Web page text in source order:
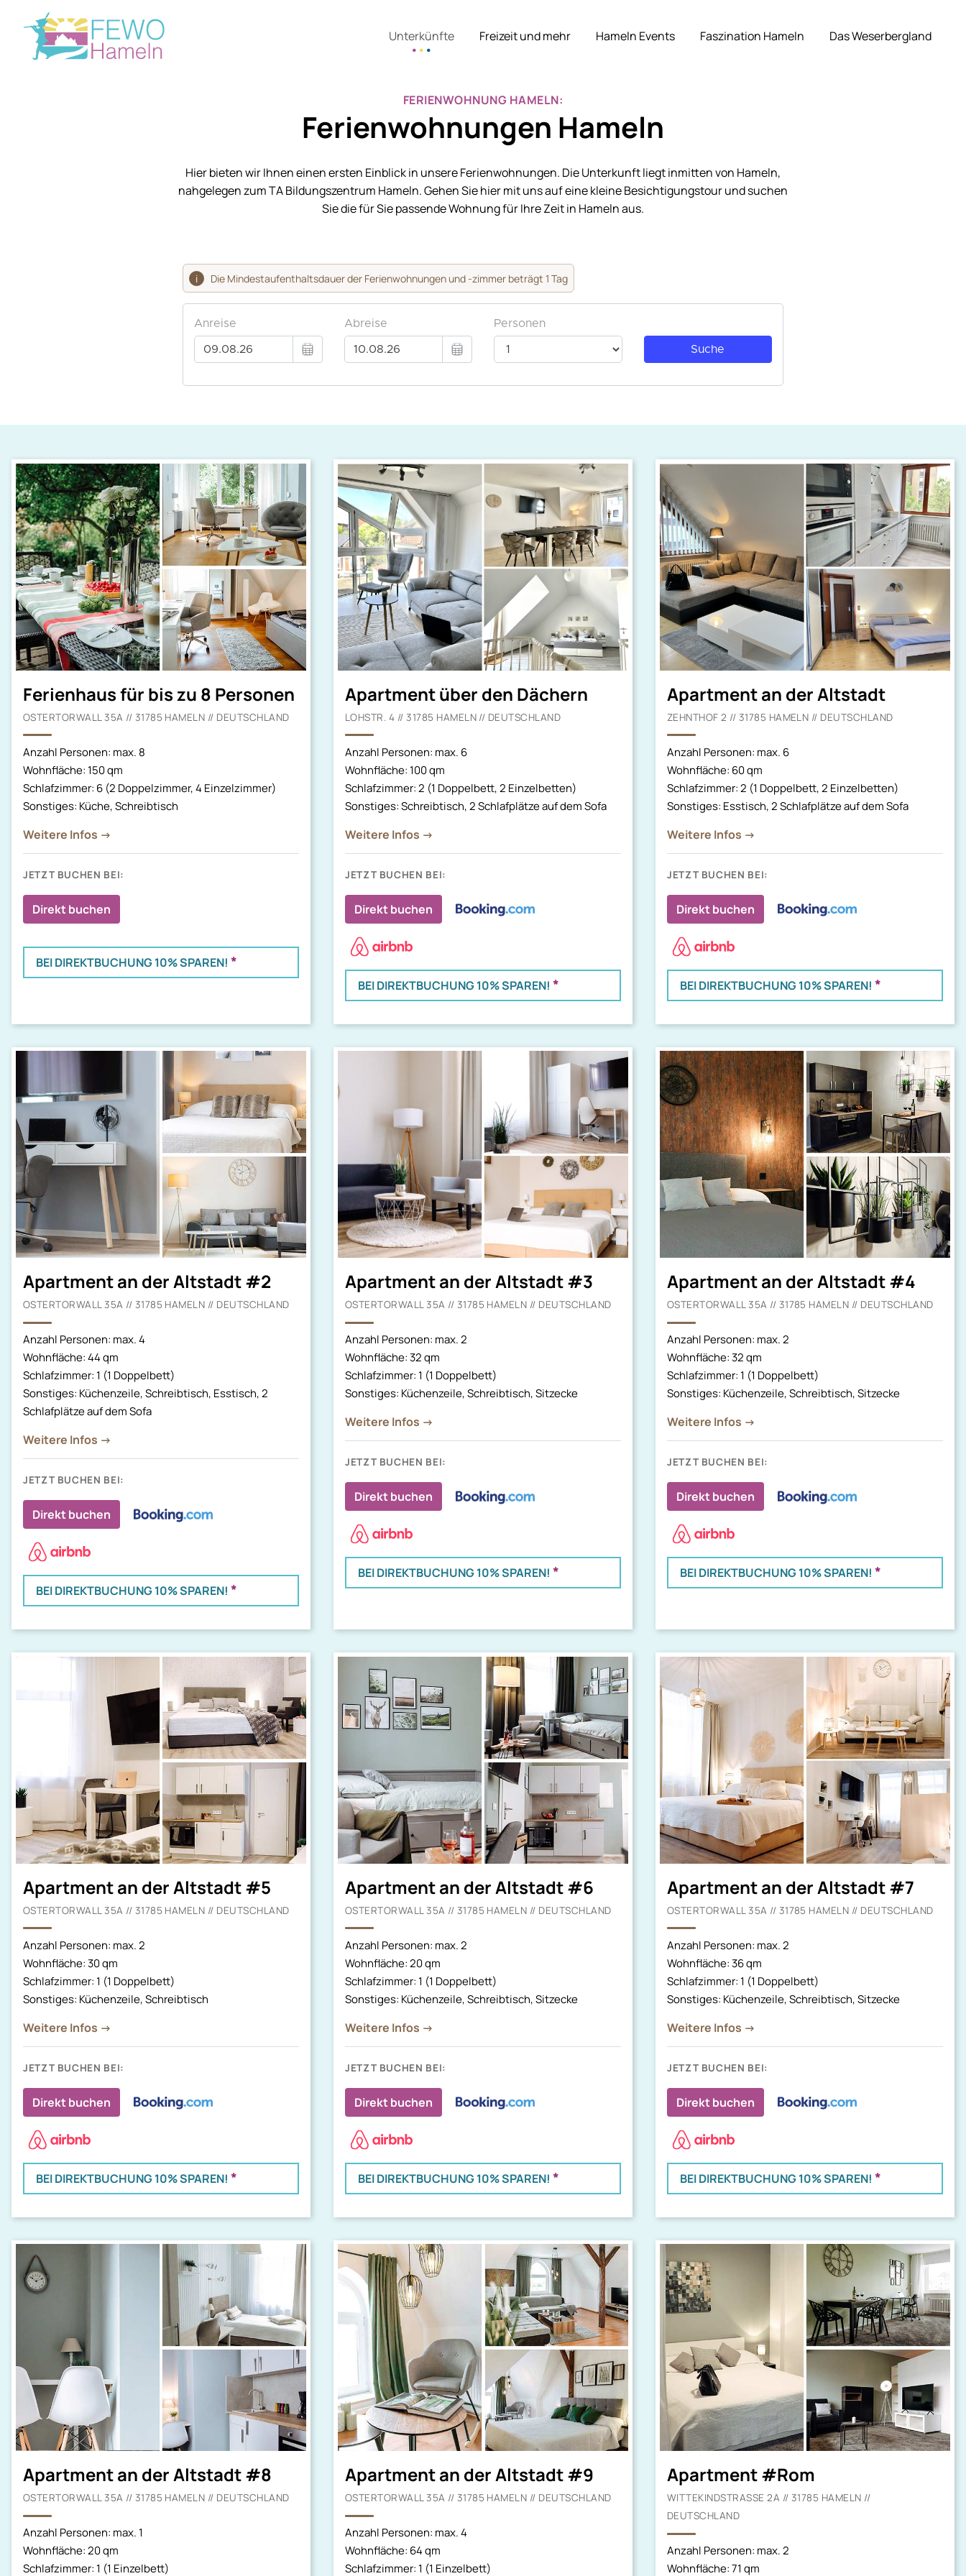
Unterkünfte Freizeit und mehr Hameln Events Faszination Hameln Das Weserbergland
FERIENWOHNUNG HAMELN:
Ferienwohnungen Hameln
Hier bieten wir Ihnen einen ersten Einblick in unsere Ferienwohnungen. Die Unterkunft liegt inmitten von Hameln,
nahgelegen zum TA Bildungszentrum Hameln. Gehen Sie hier mit uns auf eine kleine Besichtigungstour und suchen
Sie die für Sie passende Wohnung für Ihre Zeit in Hameln aus.
i Die Mindestaufenthaltsdauer der Ferienwohnungen und -zimmer beträgt 1 Tag
Ferienhaus für bis zu 8 Personen
OSTERTORWALL 35A // 31785 HAMELN // DEUTSCHLAND
Anzahl Personen: max. 8
Wohnfläche: 150 qm
Schlafzimmer: 6 (2 Doppelzimmer, 4 Einzelzimmer)
Sonstiges: Küche, Schreibtisch
Weitere Infos →
JETZT BUCHEN BEI:
Direkt buchen
BEI DIREKTBUCHUNG 10% SPAREN! *
Apartment über den Dächern
LOHSTR. 4 // 31785 HAMELN // DEUTSCHLAND
Anzahl Personen: max. 6
Wohnfläche: 100 qm
Schlafzimmer: 2 (1 Doppelbett, 2 Einzelbetten)
Sonstiges: Schreibtisch, 2 Schlafplätze auf dem Sofa
Weitere Infos →
JETZT BUCHEN BEI:
Direkt buchen
BEI DIREKTBUCHUNG 10% SPAREN! *
Apartment an der Altstadt
ZEHNTHOF 2 // 31785 HAMELN // DEUTSCHLAND
Anzahl Personen: max. 6
Wohnfläche: 60 qm
Schlafzimmer: 2 (1 Doppelbett, 2 Einzelbetten)
Sonstiges: Esstisch, 2 Schlafplätze auf dem Sofa
Weitere Infos →
JETZT BUCHEN BEI:
Direkt buchen
BEI DIREKTBUCHUNG 10% SPAREN! *
Apartment an der Altstadt #2
OSTERTORWALL 35A // 31785 HAMELN // DEUTSCHLAND
Anzahl Personen: max. 4
Wohnfläche: 44 qm
Schlafzimmer: 1 (1 Doppelbett)
Sonstiges: Küchenzeile, Schreibtisch, Esstisch, 2
Schlafplätze auf dem Sofa
Weitere Infos →
JETZT BUCHEN BEI:
Direkt buchen
BEI DIREKTBUCHUNG 10% SPAREN! *
Apartment an der Altstadt #3
OSTERTORWALL 35A // 31785 HAMELN // DEUTSCHLAND
Anzahl Personen: max. 2
Wohnfläche: 32 qm
Schlafzimmer: 1 (1 Doppelbett)
Sonstiges: Küchenzeile, Schreibtisch, Sitzecke
Weitere Infos →
JETZT BUCHEN BEI:
Direkt buchen
BEI DIREKTBUCHUNG 10% SPAREN! *
Apartment an der Altstadt #4
OSTERTORWALL 35A // 31785 HAMELN // DEUTSCHLAND
Anzahl Personen: max. 2
Wohnfläche: 32 qm
Schlafzimmer: 1 (1 Doppelbett)
Sonstiges: Küchenzeile, Schreibtisch, Sitzecke
Weitere Infos →
JETZT BUCHEN BEI:
Direkt buchen
BEI DIREKTBUCHUNG 10% SPAREN! *
Apartment an der Altstadt #5
OSTERTORWALL 35A // 31785 HAMELN // DEUTSCHLAND
Anzahl Personen: max. 2
Wohnfläche: 30 qm
Schlafzimmer: 1 (1 Doppelbett)
Sonstiges: Küchenzeile, Schreibtisch
Weitere Infos →
JETZT BUCHEN BEI:
Direkt buchen
BEI DIREKTBUCHUNG 10% SPAREN! *
Apartment an der Altstadt #6
OSTERTORWALL 35A // 31785 HAMELN // DEUTSCHLAND
Anzahl Personen: max. 2
Wohnfläche: 20 qm
Schlafzimmer: 1 (1 Doppelbett)
Sonstiges: Küchenzeile, Schreibtisch, Sitzecke
Weitere Infos →
JETZT BUCHEN BEI:
Direkt buchen
BEI DIREKTBUCHUNG 10% SPAREN! *
Apartment an der Altstadt #7
OSTERTORWALL 35A // 31785 HAMELN // DEUTSCHLAND
Anzahl Personen: max. 2
Wohnfläche: 36 qm
Schlafzimmer: 1 (1 Doppelbett)
Sonstiges: Küchenzeile, Schreibtisch, Sitzecke
Weitere Infos →
JETZT BUCHEN BEI:
Direkt buchen
BEI DIREKTBUCHUNG 10% SPAREN! *
Apartment an der Altstadt #8
OSTERTORWALL 35A // 31785 HAMELN // DEUTSCHLAND
Anzahl Personen: max. 1
Wohnfläche: 20 qm
Schlafzimmer: 1 (1 Einzelbett)
Apartment an der Altstadt #9
OSTERTORWALL 35A // 31785 HAMELN // DEUTSCHLAND
Anzahl Personen: max. 4
Wohnfläche: 64 qm
Schlafzimmer: 1 (1 Einzelbett)
Apartment #Rom
WITTEKINDSTRASSE 2A // 31785 HAMELN // D
EUTSCHLAND
Anzahl Personen: max. 2
Wohnfläche: 71 qm